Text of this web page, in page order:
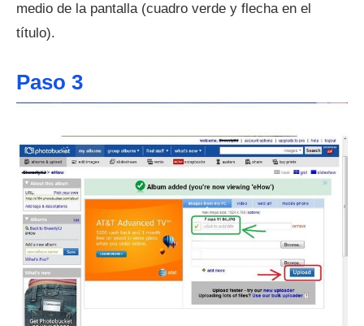
medio de la pantalla (cuadro verde y flecha en el
título).
Paso 3